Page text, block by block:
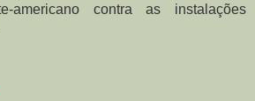
americano contra as instalações